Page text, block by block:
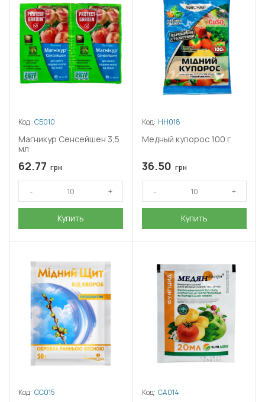
Код: СБ010
Магникур Сенсейшен 3,5
мл
62.77 грн
Купить
Код: НН018
Медный купорос 100 г
36.50 грн
Купить
Код: СС015 Код: СА014